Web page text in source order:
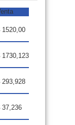
1520,00
1730,123
293,928
37,236